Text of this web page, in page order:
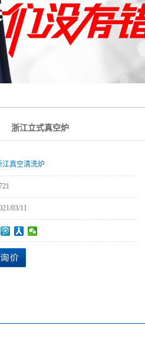
浙江立式真空炉
江真空清洗炉
03/11